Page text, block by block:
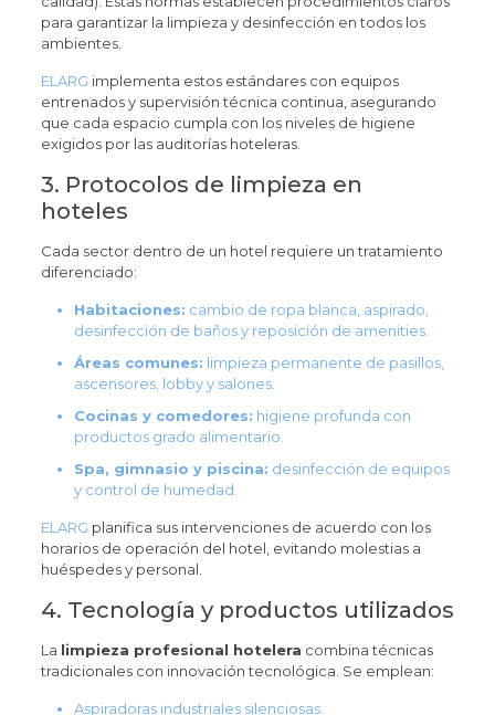
para garantizar la limpieza y desinfección en todos los
ambientes.
ELARG implementa estos estándares con equipos
entrenados y supervisión técnica continua, asegurando
que cada espacio cumpla con los niveles de higiene
exigidos por las auditorías hoteleras.
3. Protocolos de limpieza en
hoteles
Cada sector dentro de un hotel requiere un tratamiento
diferenciado:
Habitaciones: cambio de ropa blanca, aspirado,
desinfección de baños y reposición de amenities.
Áreas comunes: limpieza permanente de pasillos,
ascensores, lobby y salones.
Cocinas y comedores: higiene profunda con
productos grado alimentario.
Spa, gimnasio y piscina: desinfección de equipos
y control de humedad.
ELARG planifica sus intervenciones de acuerdo con los
horarios de operación del hotel, evitando molestias a
huéspedes y personal.
4. Tecnología y productos utilizados
La limpieza profesional hotelera combina técnicas
tradicionales con innovación tecnológica. Se emplean:
Aspiradoras industriales silenciosas.